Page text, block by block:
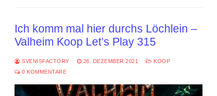
Ich komm mal hier durchs Löchlein –
Valheim Koop Let’s Play 315
SVENISFACTORY 26. DEZEMBER 2021
KOOP
0 KOMMENTARE